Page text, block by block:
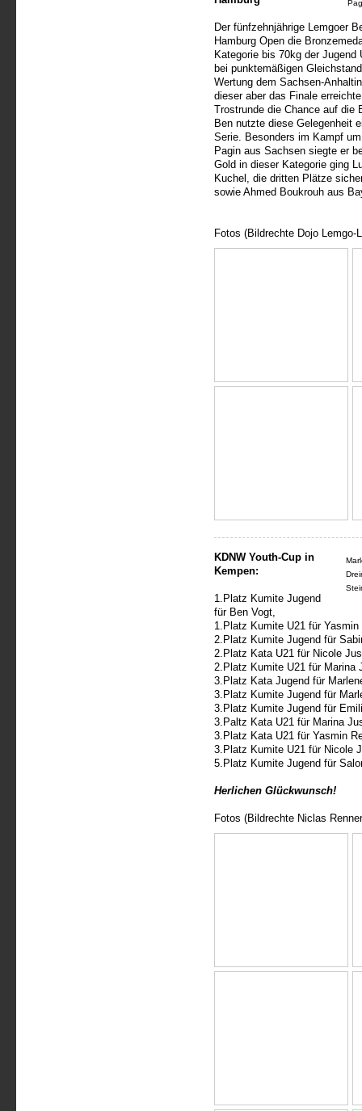
Der fünfzehnjährige Lemgoer
Hamburg Open die
Kategorie bis 70kg der
bei punktemäßigen
Wertung dem Sachsen-
dieser aber das Finale
Trostrunde die Chance auf die
Ben nutzte diese Gelegenheit
Serie. Besonders im Kampf
Pagin aus Sachsen siegte er
Gold in dieser Kategorie ging
Kuchel, die dritten Plätze
sowie Ahmed Boukrouh aus
Fotos (Bildrechte Dojo Lemgo-
KDNW Youth-Cup in
Kempen:
1.Platz Kumite Jugend
für Ben Vogt,
1.Platz Kumite U21 für Yasmin
2.Platz Kumite Jugend für
2.Platz Kata U21 für Nicole
2.Platz Kumite U21 für Marina
3.Platz Kata Jugend für
3.Platz Kumite Jugend für
3.Platz Kumite Jugend für
3.Paltz Kata U21 für Marina
3.Platz Kata U21 für Yasmin
3.Platz Kumite U21 für Nicole
5.Platz Kumite Jugend für
Herlichen Glückwunsch!
Fotos (Bildrechte Niclas